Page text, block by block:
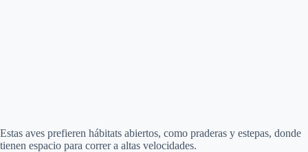
Estas aves prefieren hábitats abiertos, como praderas y estepas, donde
tienen espacio para correr a altas velocidades.